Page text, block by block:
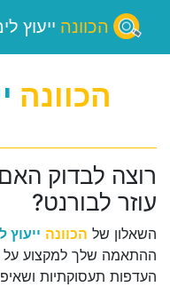
הכוונה ייעוץ
הכוונה
רוצה לבדוק
עוזר לבורנט?
השאלון של הכוונה ייעוץ
ההתאמה שלך למקצוע על
העדפות תעסוקתיות